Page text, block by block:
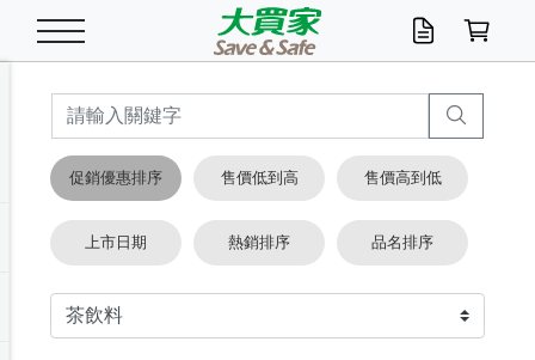
米/五穀/濃湯 米/糙米
五穀/南北貨
湯類/湯塊
油/調味料
食用油
醬油.油膏.蠔油
泡麵 / 麵條
包麵
碗麵/義大利麵
麵條/快煮麵/米粉
魚罐
醬菜/玉米罐
休閒零嘴 初一十五拜拜懶
零嘴
堅果/海苔
美味餅乾
餅乾
糕餅/點心
糖果/巧克力
糖果/蜜餞/果凍
巧克力
茶飲料
果汁咖啡
碳酸/礦泉水
養生保健/常備品 雞精/飲品
機能保健
奶粉/穀麥片
奶粉
麥片/玉米片
沖調穀粉/隨手包
特色茶品
綠茶
紅茶
奶茶/花草茶
即溶咖啡
咖啡豆/粉/濾掛
可可/糖/奶精
沐浴乳香皂 沐浴乳
香皂/洗手乳
美髮造型
洗髮/護髮
造型髮品
口腔清潔
牙 刷
牙膏/漱口水
潔顏產品
卸妝/粉刺調理
臉部保養
面/眼膜
鍋具/飲水/廚房 鍋具/餐具
保鮮/微波
掃除用具/照明/五金
掃除/清潔用具
洗衣/曬衣用具
電池/延長線
傢飾/收納/衛浴
寢具/家具
收納用品
衛浴/毛巾
寵物食品
寵物清潔/百貨
衛生紙/濕巾 抽取衛生紙/濕巾
廚房紙巾/平版/
箱購免運區
衣物清潔
洗衣精
洗衣粉/皂
漂白水/柔軟精
居家清潔
廚房/餐具清潔
浴廁/水管清潔
居家清潔/除濕芳
衛生棉
箱購免運區
嬰兒尿布
成人紙尿褲
廚房家電 料理鍋具
烤箱/微波/電磁爐
快煮壺/烘碗機
季節家電
除濕/清淨機
風扇/防蚊家電
生活家電
除塵家電
美容家電
電腦周邊
數位週邊
手機/平板周邊
文具/辦公用品 文具用品
辦公文具/收納
玩具/擺設小物
汽機車百貨
機車/腳踏車百貨
汽車百貨
休閒/運動
戶外/休閒用品
健身/按摩/瑜珈
測量/護具/其他
服飾內著
配件
男/女/機能包
冷凍免運 生鮮食品
調理食品
箱購免運
食品免運
清潔用品免運
居家/汽百用品
主題專區
季節活動
店長推薦
這夏不怕熱
促銷優惠排序 售價低到高 售價高到低
上市日期 熱銷排序 品名排序